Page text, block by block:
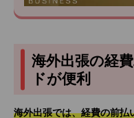
海外出張の経
ドが便利
海外出張では、経費の前払